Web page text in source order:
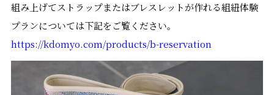
組み上げてストラップまたはブレスレットが作れる組紐体験
プランについては下記をご覧ください。
https://kdomyo.com/products/b-reservation